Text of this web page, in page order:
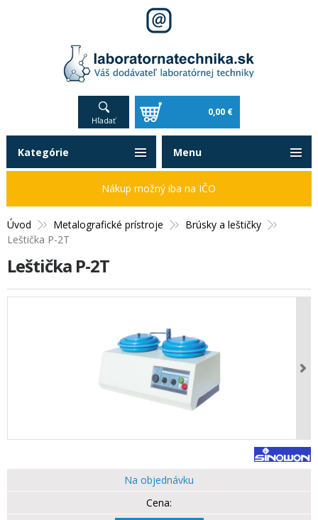
Hľadať
0,00 €
Úvod Metalografické prístroje
Brúsky a leštičky
Leštička P-2T
Leštička P-2T
Na objednávku
Kategórie
Nákup možný iba na IČO
Menu